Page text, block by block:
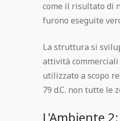
come il risultato di
furono eseguite
La struttura si
attività
utilizzato a scopo
79 d.C. non tutte le
L'Ambiente